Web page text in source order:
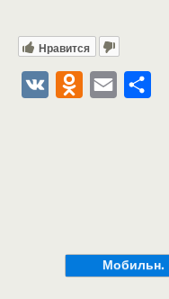
Нравится
s
т
Мобильн.